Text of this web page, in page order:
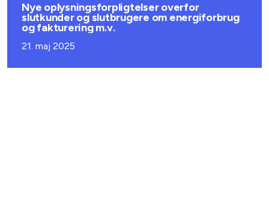
Nye oplysningsforpligtelser overfor
slutkunder og slutbrugere om energiforbrug
og fakturering m.v.
21. maj 2025